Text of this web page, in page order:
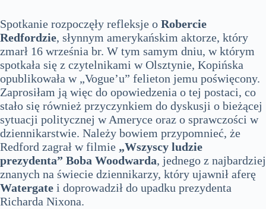
Spotkanie rozpoczęły refleksje o Robercie
Redfordzie, słynnym amerykańskim aktorze, który
zmarł 16 września br. W tym samym dniu, w którym
spotkała się z czytelnikami w Olsztynie, Kopińska
opublikowała w „Vogue’u” felieton jemu poświęcony.
Zaprosiłam ją więc do opowiedzenia o tej postaci, co
stało się również przyczynkiem do dyskusji o bieżącej
sytuacji politycznej w Ameryce oraz o sprawczości w
dziennikarstwie. Należy bowiem przypomnieć, że
Redford zagrał w filmie „Wszyscy ludzie
prezydenta” Boba Woodwarda, jednego z najbardziej
znanych na świecie dziennikarzy, który ujawnił aferę
Watergate i doprowadził do upadku prezydenta
Richarda Nixona.